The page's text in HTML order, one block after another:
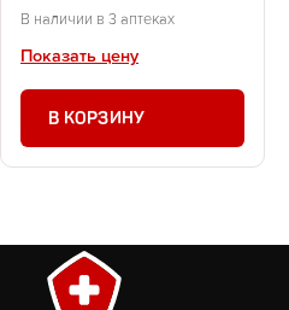
В наличии в 3 аптеках
Показать цену
В КОРЗИНУ